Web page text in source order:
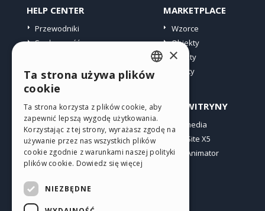
HELP CENTER
Przewodniki
Społeczność
MARKETPLACE
Wzorce
Obiekty
Punkty
Oferty
PROFIL
Moje wpisy
Moje licencje
Pobieranie
Web hosting
INNE WITRYNY
Incomedia
WebSite X5
WebAnimator
ENGLISH
GERMAN
SPANISH
PORTUGUESE
×
Ta strona używa plików
cookie
Ta strona korzysta z plików cookie, aby
zapewnić lepszą wygodę użytkowania.
Korzystając z tej strony, wyrażasz zgodę na
używanie przez nas wszystkich plików
cookie zgodnie z warunkami naszej polityki
plików cookie. Dowiedz się więcej
NIEZBĘDNE